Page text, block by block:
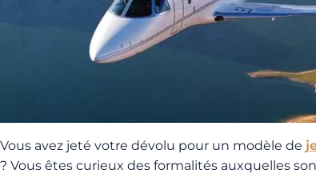
Vous avez jeté votre dévolu pour un modèle de
? Vous êtes curieux des formalités auxquelles